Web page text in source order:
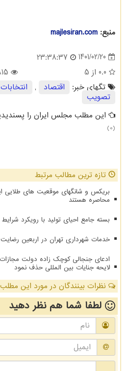
منبع: majlesiran.com
1401/02/20
23:38:37
0.0 از 5
تگهای خبر:
اقتصاد , انتخابات
تصویب
این مطلب مجلس ایران را
(0)
تازه ترین مطالب مرتبط
بریکس و شانگهای موقعیت های طلایی
محاصره هستند
بسته جامع احیای تولید با رویکرد
خدمات شهرداری تهران در اربعین
ادعای جنجالی کوچک زاده دولت
لایحه جنایات بین المللی حذف نمود
نظرات بینندگان در مورد این مطلب
لطفا شما همنظر دهید